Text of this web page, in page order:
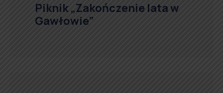
Piknik „Zakończenie lata w
Gawłowie”